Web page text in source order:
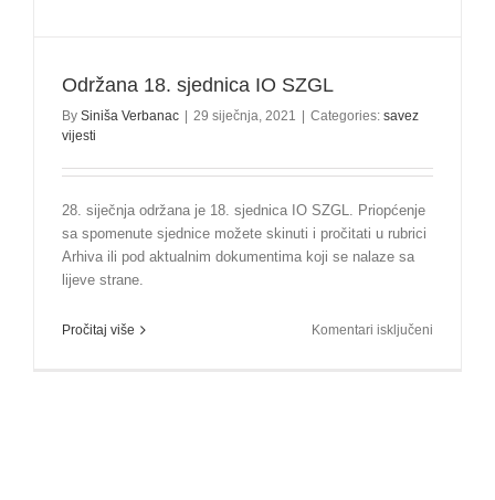
Održana 18. sjednica IO SZGL
By Siniša Verbanac | 29 siječnja, 2021 | Categories: savez
vijesti
28. siječnja održana je 18. sjednica IO SZGL. Priopćenje
sa spomenute sjednice možete skinuti i pročitati u rubrici
Arhiva ili pod aktualnim dokumentima koji se nalaze sa
lijeve strane.
Pročitaj više Komentari isključeni